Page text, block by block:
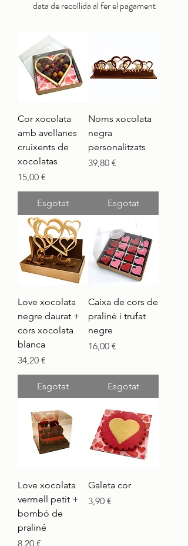
data de recollida al fer el pagament
Cor xocolata
amb avellanes
cruixents de
xocolatas
Preu
15,00 €
Esgotat
Noms xocolata
negra
personalitzats
Preu
39,80 €
Esgotat
Love xocolata
negre daurat +
cors xocolata
blanca
Preu
34,20 €
Esgotat
Caixa de cors de
praliné i trufat
negre
Preu
16,00 €
Esgotat
Love xocolata
vermell petit +
bombó de
praliné
Preu
8,20 €
Galeta cor
Preu
3,90 €